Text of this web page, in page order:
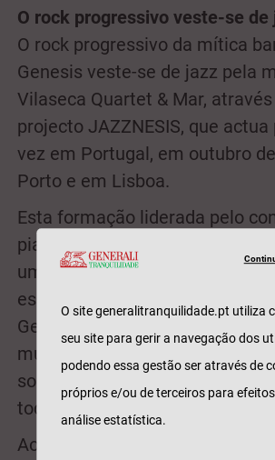
O rock progressivo veste-se de
O rock progressivo da mítica
Genesis veste-se de jazz pela
Vilaseca Quartet & Mar,
projecto JAZZNESIS, que
vez em Portugal, em outubro
Porto e em Lisboa.
Esta formação liderada pelo
pianista e compositor catalão
um dos músicos mais
espanhol, evoca o universo
Genesis entre 1970 e 1974 com
musicais jazzísticos que
sonoridades mediterrânicas
toques de flamenco.
Ao trio original Jazznesis
O site generalitranquilidade.pt utiliza
seu site para gerir a navegação dos
podendo essa gestão ser através de
próprios e/ou de terceiros para
análise estatística.